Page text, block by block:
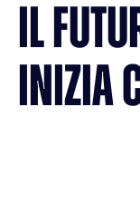
IL
INIZIA